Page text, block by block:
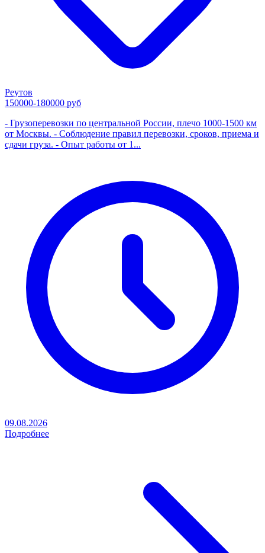
Реутов
150000-180000 руб
- Грузоперевозки по центральной России, плечо 1000-1500 км
от Москвы. - Соблюдение правил перевозки, сроков, приема и
сдачи груза. - Опыт работы от 1...
09.08.2026
Подробнее